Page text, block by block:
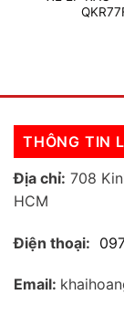
THÔNG TIN
Địa chỉ: 708
HCM
Điện thoại:
Email: